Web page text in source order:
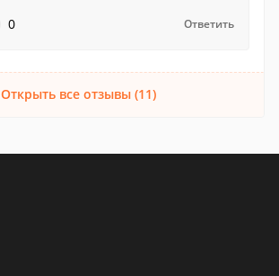
0 Ответить
Открыть все отзывы (11)